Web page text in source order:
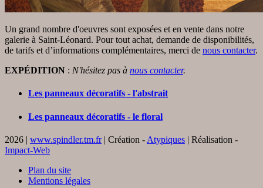
Un grand nombre d'oeuvres sont exposées et en vente dans notre
galerie à Saint-Léonard. Pour tout achat, demande de disponibilités,
de tarifs et d’informations complémentaires, merci de nous contacter.
EXPÉDITION : N'hésitez pas à nous contacter.
Les panneaux décoratifs - l'abstrait
Les panneaux décoratifs - le floral
2026 | www.spindler.tm.fr| Création - Atypiques | Réalisation -
Impact-Web
Plan du site
Mentions légales